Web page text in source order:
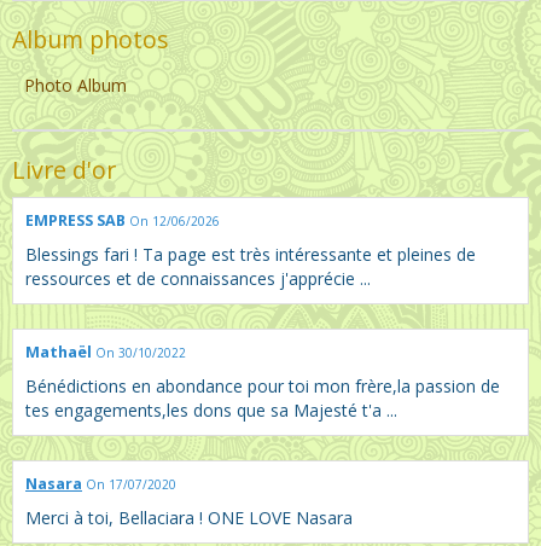
Album photos
Photo Album
Livre d'or
EMPRESS SAB On 12/06/2026
Blessings fari ! Ta page est très intéressante et pleines de
ressources et de connaissances j'apprécie ...
Mathaël On 30/10/2022
Bénédictions en abondance pour toi mon frère,la passion de
tes engagements,les dons que sa Majesté t'a ...
Nasara On 17/07/2020
Merci à toi, Bellaciara ! ONE LOVE Nasara